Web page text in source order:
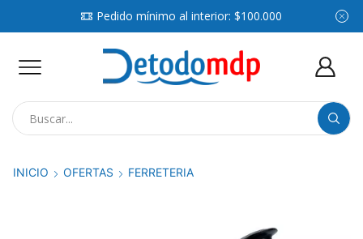
Pedido mínimo al interior: $100.000
INICIO OFERTAS FERRETERIA